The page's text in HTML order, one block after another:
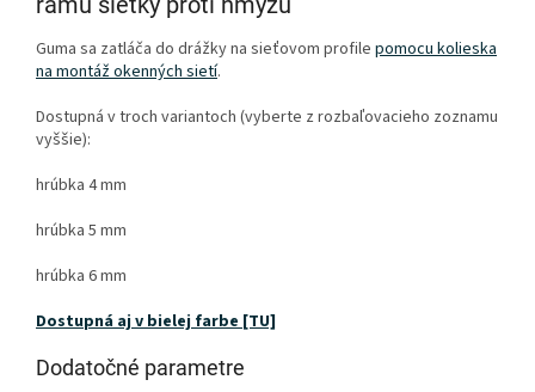
Guma sa zatláča do drážky na sieťovom profile pomocu kolieska
na montáž okenných sietí.
Dostupná v troch variantoch (vyberte z rozbaľovacieho zoznamu
vyššie):
hrúbka 4 mm
hrúbka 5 mm
hrúbka 6 mm
Dostupná aj v bielej farbe [TU]
Dodatočné parametre